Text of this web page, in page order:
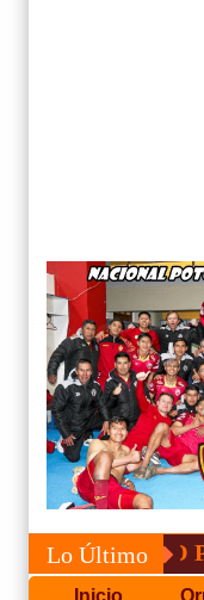
Lo Último
NO PUDO
Inicio